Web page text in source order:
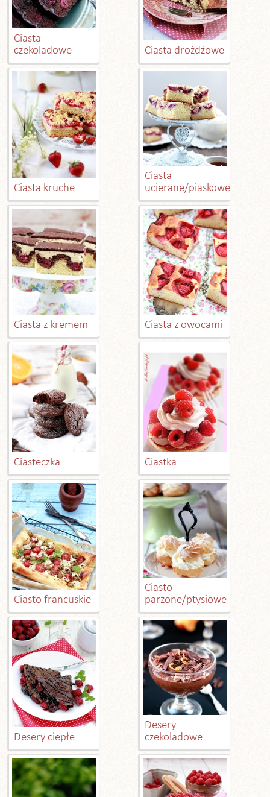
Ciasta
czekoladowe
Ciasta drożdżowe
Ciasta kruche
Ciasta
ucierane/piaskowe
Ciasta z kremem Ciasta z owocami
Ciasteczka Ciastka
Ciasto francuskie
Ciasto
parzone/ptysiowe
Desery ciepłe
Desery
czekoladowe